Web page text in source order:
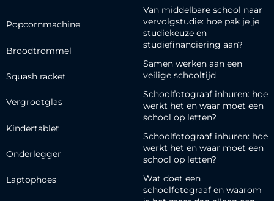
Popcornmachine
Broodtrommel
Squash racket
Vergrootglas
Kindertablet
Onderlegger
Laptophoes
Van middelbare school naar
vervolgstudie: hoe pak je je
studiekeuze en
studiefinanciering aan?
Samen werken aan een
veilige schooltijd
Schoolfotograaf inhuren: hoe
werkt het en waar moet een
school op letten?
Schoolfotograaf inhuren: hoe
werkt het en waar moet een
school op letten?
Wat doet een
schoolfotograaf en waarom